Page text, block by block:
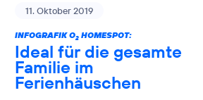
11. Oktober 2019
INFOGRAFIK O2HOMESPOT:
Ideal für die gesamte
Familie im
Ferienhäuschen